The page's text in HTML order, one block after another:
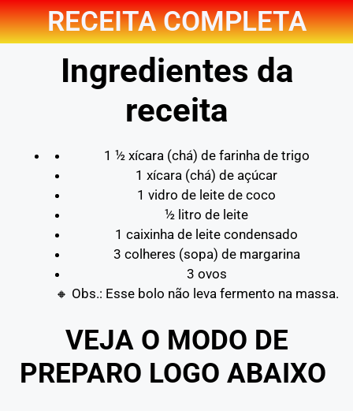
RECEITA COMPLETA
Ingredientes da
receita
1 ½ xícara (chá) de farinha de trigo
1 xícara (chá) de açúcar
1 vidro de leite de coco
½ litro de leite
1 caixinha de leite condensado
3 colheres (sopa) de margarina
3 ovos
🔸 Obs.: Esse bolo não leva fermento na massa.
VEJA O MODO DE
PREPARO LOGO ABAIXO